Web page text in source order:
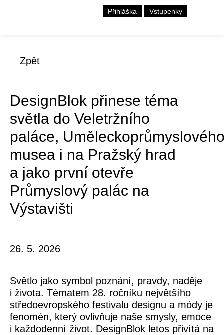
Přihláška Vstupenky
Zpět
DesignBlok přinese téma
světla do Veletržního
paláce,
musea i na Pražský hrad
a jako první otevře
Průmyslový palác na
Výstavišti
26. 5. 2026
Světlo jako symbol poznání, pravdy, naděje
i života. Tématem 28. ročníku největšího
středoevropského festivalu designu a módy je
fenomén, který ovlivňuje naše smysly, emoce
i každodenní život. DesignBlok letos přivítá na